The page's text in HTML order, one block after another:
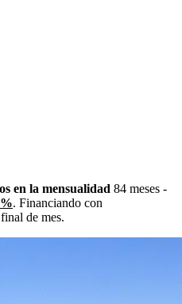
en la mensualidad 84 meses -
. Financiando con
de mes.